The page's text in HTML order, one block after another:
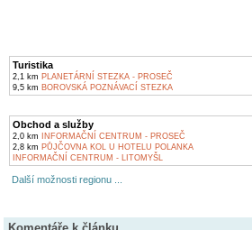
Turistika
2,1 km PLANETÁRNÍ STEZKA - PROSEČ
9,5 km BOROVSKÁ POZNÁVACÍ STEZKA
Obchod a služby
2,0 km INFORMAČNÍ CENTRUM - PROSEČ
2,8 km PŮJČOVNA KOL U HOTELU POLANKA
INFORMAČNÍ CENTRUM - LITOMYŠL
Další možnosti regionu ...